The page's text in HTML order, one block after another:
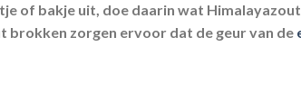
of bakje uit, doe daarin wat
brokken zorgen ervoor dat de geur van de